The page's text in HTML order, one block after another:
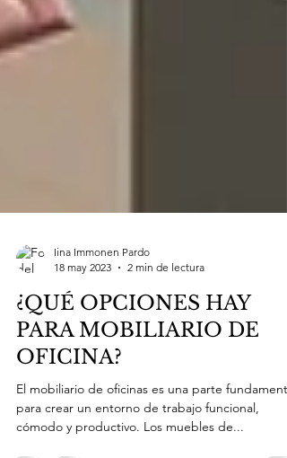
18 may 2023
2 min de lectura
¿QUÉ OPCIONES HAY
PARA MOBILIARIO DE
OFICINA?
El mobiliario de oficinas es una parte